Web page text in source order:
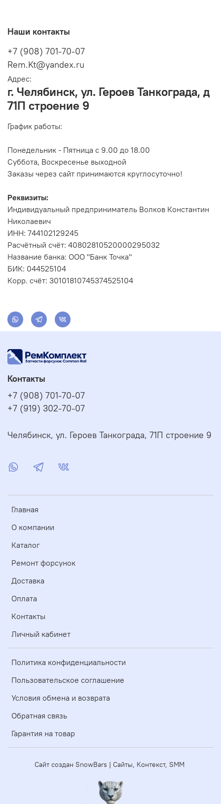
Наши контакты
+7 (908) 701-70-07
Rem.Kt@yandex.ru
Адрес:
г. Челябинск, ул. Героев Танкограда, д
71П строение 9
График работы:
Понедельник - Пятница с 9.00 до 18.00
Суббота, Воскресенье выходной
Заказы через сайт принимаются круглосуточно!
Реквизиты:
Индивидуальный предприниматель Волков Константин
Николаевич
ИНН: 744102129245
Расчётный счёт: 40802810520000295032
Название банка: ООО "Банк Точка"
БИК: 044525104
Корр. счёт: 30101810745374525104
Главная
О компании
Каталог
Ремонт форсунок
Доставка
Оплата
Контакты
Личный кабинет
Политика конфиденциальности
Пользовательское соглашение
Условия обмена и возврата
Обратная связь
Гарантия на товар
Контакты
+7 (908) 701-70-07
+7 (919) 302-70-07
Челябинск, ул. Героев Танкограда, 71П строение 9
Сайт создан SnowBars | Сайты, Контекст, SMM